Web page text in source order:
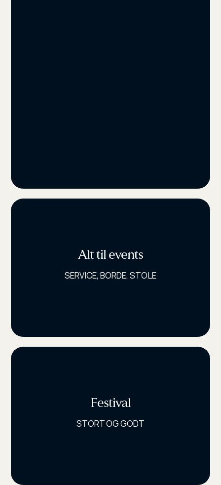
Alt til events
SERVICE, BORDE, STOLE
Festival
STORT OG GODT